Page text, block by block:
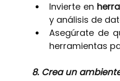
Invierte en
y análisis de
Asegúrate de
herramientas
8. Crea un